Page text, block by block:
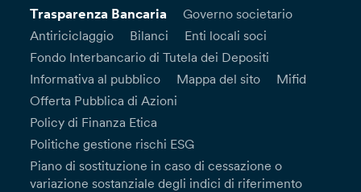
Trasparenza Bancaria
Governo societario
Antiriciclaggio
Bilanci
Enti locali soci
Fondo Interbancario di Tutela dei Depositi
Informativa al pubblico
Mappa del sito
Mifid
Offerta Pubblica di Azioni
Policy di Finanza Etica
Politiche gestione rischi ESG
Piano di sostituzione in caso di cessazione o
variazione sostanziale degli indici di riferimento